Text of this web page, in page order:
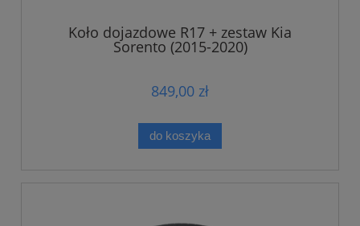
Koło dojazdowe R17 + zestaw Kia
Sorento (2015-2020)
849,00 zł
do koszyka